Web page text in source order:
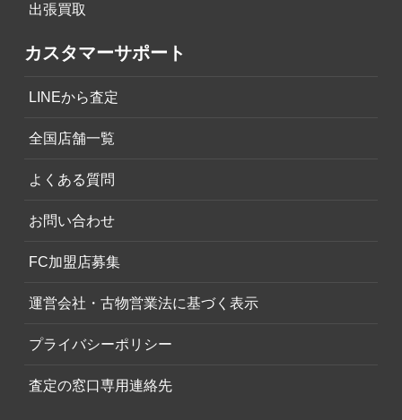
出張買取
カスタマーサポート
LINEから査定
全国店舗一覧
よくある質問
お問い合わせ
FC加盟店募集
運営会社・古物営業法に基づく表示
プライバシーポリシー
査定の窓口専用連絡先